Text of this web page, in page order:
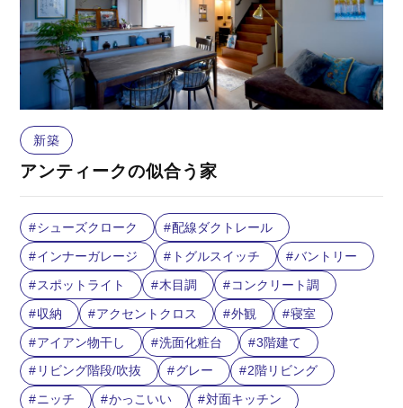
新築
アンティークの似合う家
シューズクローク
配線ダクトレール
インナーガレージ
トグルスイッチ
バントリー
スポットライト
木目調
コンクリート調
収納
アクセントクロス 外観
寝室
アイアン物干し
洗面化粧台
3階建て
リビング階段/吹抜
グレー
2階リビング
ニッチ
かっこいい
対面キッチン